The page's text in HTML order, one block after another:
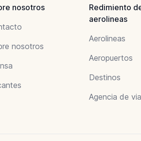
nosotros
nosotros
Redimiento
aerolineas
Aerolineas
Aeropuertos
Destinos
Agencia de